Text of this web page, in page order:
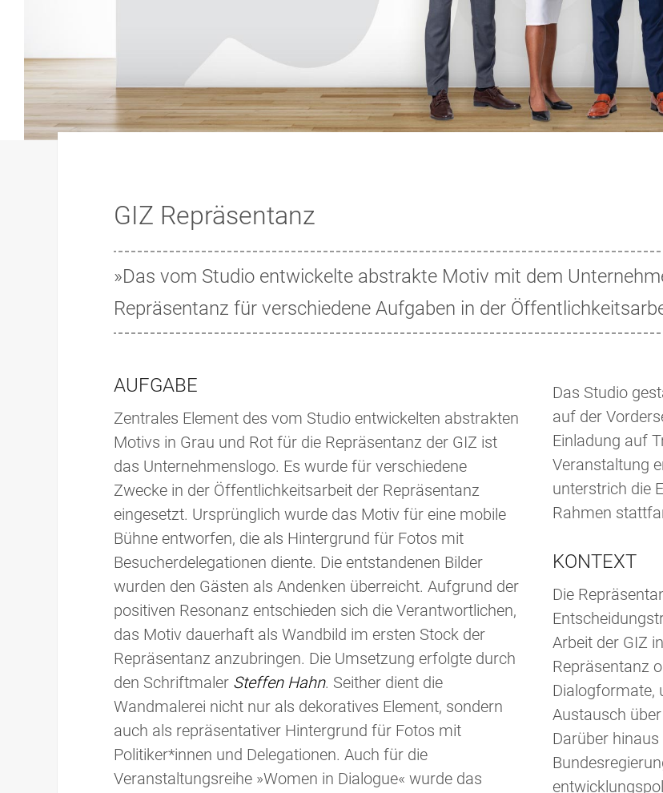
GIZ Repräsentanz
»Das vom Studio entwickelte abstrakte Motiv mit dem
Repräsentanz für verschiedene Aufgaben in der
AUFGABE
Zentrales Element des vom Studio entwickelten abstrakten
Motivs in Grau und Rot für die Repräsentanz der GIZ ist
das Unternehmenslogo. Es wurde für verschiedene
Zwecke in der Öffentlichkeitsarbeit der Repräsentanz
eingesetzt. Ursprünglich wurde das Motiv für eine mobile
Bühne entworfen, die als Hintergrund für Fotos mit
Besucherdelegationen diente. Die entstandenen Bilder
wurden den Gästen als Andenken überreicht. Aufgrund der
positiven Resonanz entschieden sich die Verantwortlichen,
das Motiv dauerhaft als Wandbild im ersten Stock der
Repräsentanz anzubringen. Die Umsetzung erfolgte durch
den Schriftmaler Steffen Hahn. Seither dient die
Wandmalerei nicht nur als dekoratives Element, sondern
auch als repräsentativer Hintergrund für Fotos mit
Politiker*innen und Delegationen. Auch für die
Veranstaltungsreihe »Women in Dialogue« wurde das
Das Studio
auf der
Einladung auf
Veranstaltung
unterstrich die
Rahmen
KONTEXT
Die
Arbeit der GIZ
Repräsentanz
Dialogformate,
Austausch
Darüber